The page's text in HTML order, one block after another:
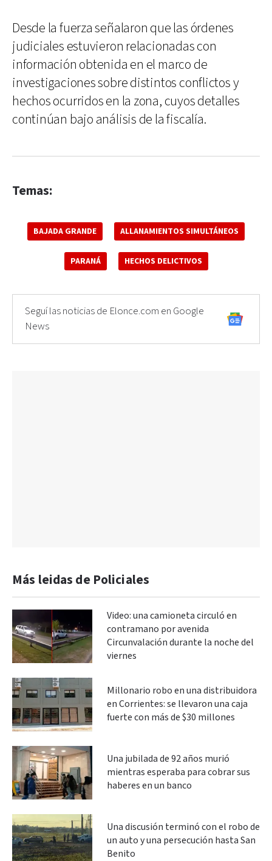
Desde la fuerza señalaron que las órdenes
judiciales estuvieron relacionadas con
información obtenida en el marco de
investigaciones sobre distintos conflictos y
hechos ocurridos en la zona, cuyos detalles
continúan bajo análisis de la fiscalía.
Temas:
BAJADA GRANDE ALLANAMIENTOS SIMULTÁNEOS
PARANÁ HECHOS DELICTIVOS
Seguí las noticias de Elonce.com en Google
News
Más leidas de Policiales
Video: una camioneta circuló en
contramano por avenida
Circunvalación durante la noche del
viernes
Millonario robo en una distribuidora
en Corrientes: se llevaron una caja
fuerte con más de $30 millones
Una jubilada de 92 años murió
mientras esperaba para cobrar sus
haberes en un banco
Una discusión terminó con el robo de
un auto y una persecución hasta San
Benito